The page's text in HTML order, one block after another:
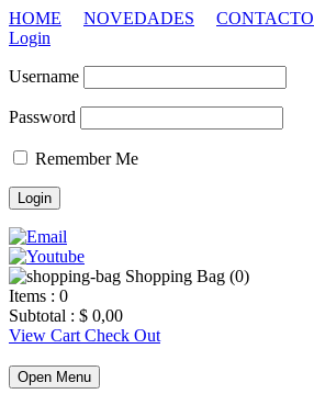
HOME NOVEDADES
CONTACTO
Login
Username
Password
Remember Me
Shopping Bag (0)
Items : 0
Subtotal : $ 0,00
View Cart Check Out
Open Menu